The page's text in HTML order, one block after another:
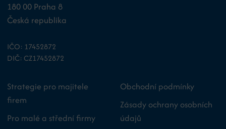
180 00 Praha 8
Česká republika
IČO: 17452872
DIČ: CZ17452872
Strategie pro majitele
firem
Pro malé a střední firmy
Obchodní podmínky
Zásady ochrany osobních
údajů